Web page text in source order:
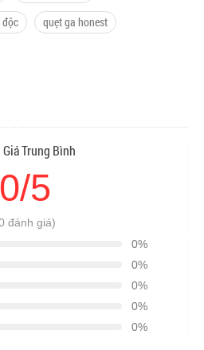
độc
quẹt ga honest
Trung Bình
0/5
đánh giá)
0%
0%
0%
0%
0%